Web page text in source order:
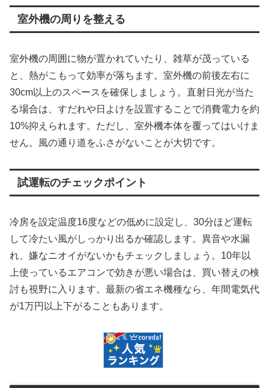
室外機の周りを整える
室外機の周囲に物が置かれていたり、雑草が茂っている
と、熱がこもって効率が落ちます。室外機の前後左右に
30cm以上のスペースを確保しましょう。直射日光が当た
る場合は、すだれや日よけを設置することで消費電力を約
10%抑えられます。ただし、室外機本体を覆ってはいけま
せん。風の通り道をふさがないことが大切です。
試運転のチェックポイント
冷房を設定温度16度などの低めに設定し、30分ほど運転
して冷たい風がしっかり出るか確認します。異音や水漏
れ、嫌なニオイがないかもチェックしましょう。10年以
上使っているエアコンで効きが悪い場合は、買い替えの検
討も視野に入ります。最新の省エネ機種なら、年間電気代
が1万円以上下がることもあります。